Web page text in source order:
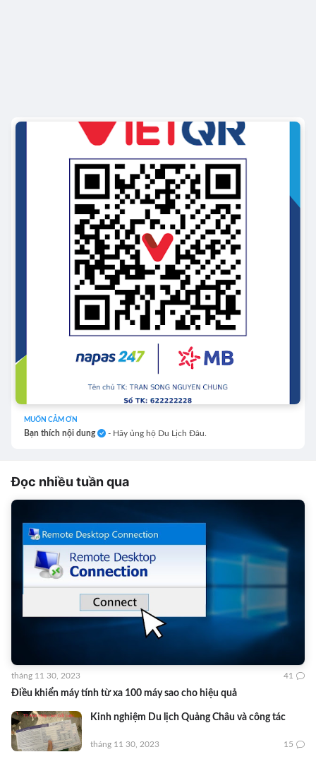
MUỐN CẢM ƠN
Bạn thích nội dung - Hãy ủng hộ Du Lịch Đâu.
Đọc nhiều tuần qua
Điều khiển máy tính từ xa 100 máy sao cho hiệu quả
tháng 11 30, 2023 41
Kinh nghiệm Du lịch Quảng Châu và công tác
tháng 11 30, 2023 15